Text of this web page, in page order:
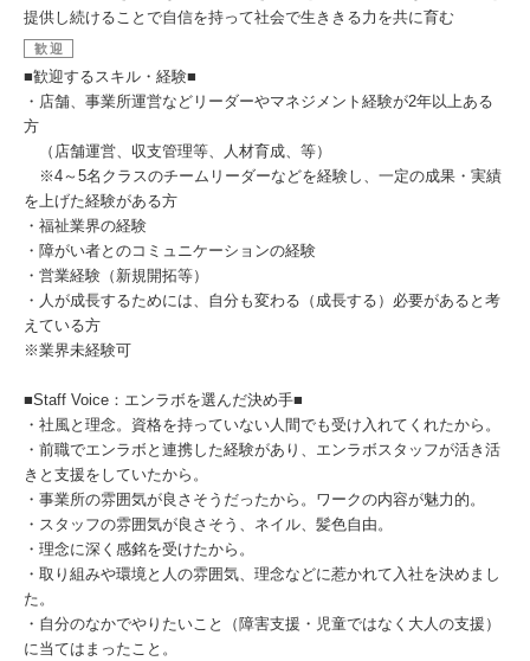
提供し続けることで自信を持って社会で生ききる力を共に育む
歓迎
■歓迎するスキル・経験■
・店舗、事業所運営などリーダーやマネジメント経験が2年以上ある
方
（店舗運営、収支管理等、人材育成、等）
※4～5名クラスのチームリーダーなどを経験し、一定の成果・実績
を上げた経験がある方
・福祉業界の経験
・障がい者とのコミュニケーションの経験
・営業経験（新規開拓等）
・人が成長するためには、自分も変わる（成長する）必要があると考
えている方
※業界未経験可
■Staff Voice：エンラボを選んだ決め手■
・社風と理念。資格を持っていない人間でも受け入れてくれたから。
・前職でエンラボと連携した経験があり、エンラボスタッフが活き活
きと支援をしていたから。
・事業所の雰囲気が良さそうだったから。ワークの内容が魅力的。
・スタッフの雰囲気が良さそう、ネイル、髪色自由。
・理念に深く感銘を受けたから。
・取り組みや環境と人の雰囲気、理念などに惹かれて入社を決めまし
た。
・自分のなかでやりたいこと（障害支援・児童ではなく大人の支援）
に当てはまったこと。